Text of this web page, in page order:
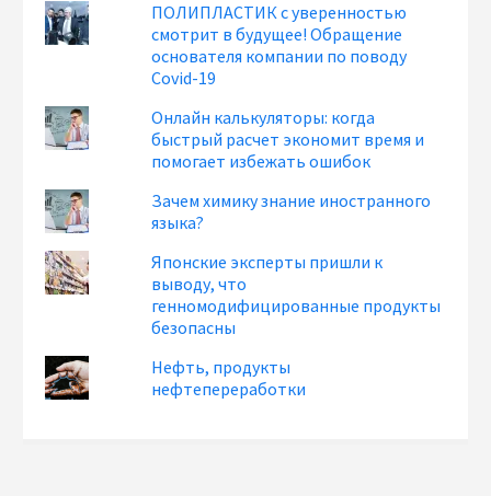
ПОЛИПЛАСТИК с уверенностью
смотрит в будущее! Обращение
основателя компании по поводу
Covid-19
Онлайн калькуляторы: когда
быстрый расчет экономит время и
помогает избежать ошибок
Зачем химику знание иностранного
языка?
Японские эксперты пришли к
выводу, что
генномодифицированные продукты
безопасны
Нефть, продукты
нефтепереработки